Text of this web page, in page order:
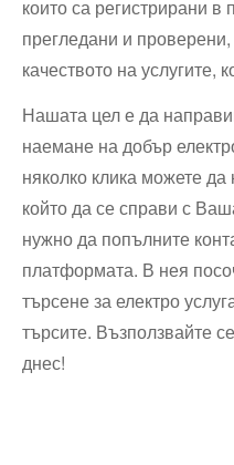
които са регистрирани
прегледани и
качеството на услугите,
Нашата цел е да
наемане на добър
няколко клика можете
който да се справи с
нужно да попълните
платформата. В нея
търсене за електро
търсите. Възползвайте
днес!